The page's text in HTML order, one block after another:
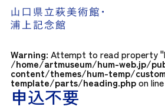
Warning: Attempt to read property
/home/artmuseum/hum-web.jp/
content/themes/hum-temp/
template/parts/heading.phpon line
申込不要